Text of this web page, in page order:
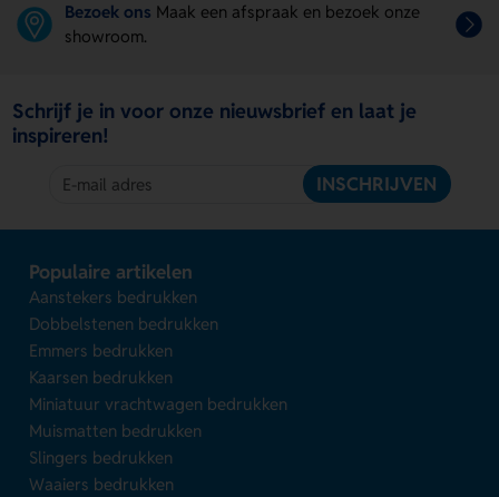
Bezoek ons Maak een afspraak en bezoek onze
showroom.
Schrijf je in voor onze nieuwsbrief en laat je
inspireren!
INSCHRIJVEN
Populaire artikelen
Aanstekers bedrukken
Dobbelstenen bedrukken
Emmers bedrukken
Kaarsen bedrukken
Miniatuur vrachtwagen bedrukken
Muismatten bedrukken
Slingers bedrukken
Waaiers bedrukken